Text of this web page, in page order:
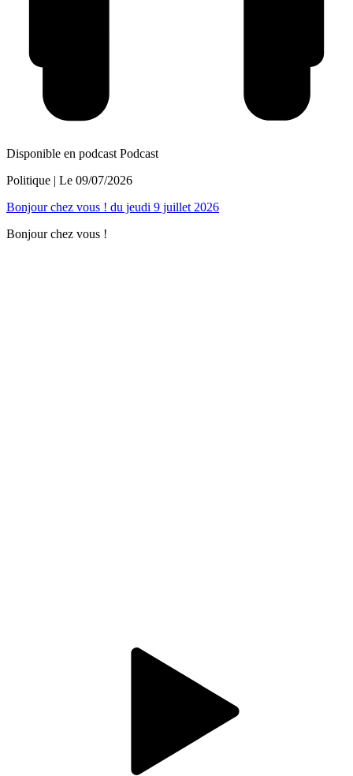
Disponible en podcast Podcast
Politique | Le 09/07/2026
Bonjour chez vous ! du jeudi 9 juillet 2026
Bonjour chez vous !